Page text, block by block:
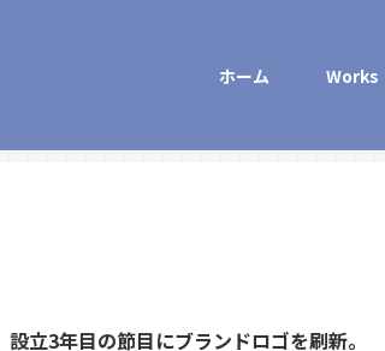
ホーム Works
立3年目の節目にブランドロゴを刷新。